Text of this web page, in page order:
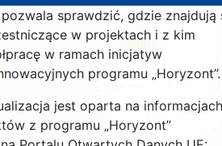
sprawdzić, gdzie znajdują
w projektach i z kim
w ramach inicjatyw
programu „Horyzont”.
jest oparta na informacjach
z programu „Horyzont”
187